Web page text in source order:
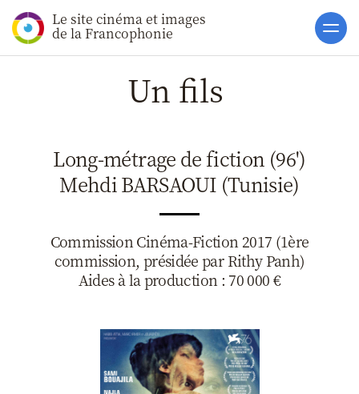
Le site cinéma et images
de la Francophonie Accueil
Actualités
Soutiens
Catalogue
Clap ACP
Boites à
Accès pro
Un fils
Long-métrage de fiction (96')
Mehdi BARSAOUI (Tunisie)
Commission Cinéma-Fiction 2017 (1ère
commission, présidée par Rithy Panh)
Aides à la production : 70 000 €